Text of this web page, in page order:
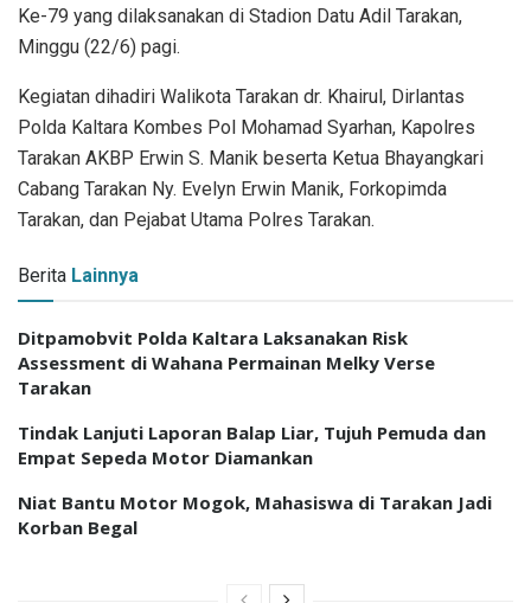
Ke-79 yang dilaksanakan di Stadion Datu Adil Tarakan,
Minggu (22/6) pagi.
Kegiatan dihadiri Walikota Tarakan dr. Khairul, Dirlantas
Polda Kaltara Kombes Pol Mohamad Syarhan, Kapolres
Tarakan AKBP Erwin S. Manik beserta Ketua Bhayangkari
Cabang Tarakan Ny. Evelyn Erwin Manik, Forkopimda
Tarakan, dan Pejabat Utama Polres Tarakan.
Berita Lainnya
Ditpamobvit Polda Kaltara Laksanakan Risk
Assessment di Wahana Permainan Melky Verse
Tarakan
Tindak Lanjuti Laporan Balap Liar, Tujuh Pemuda dan
Empat Sepeda Motor Diamankan
Niat Bantu Motor Mogok, Mahasiswa di Tarakan Jadi
Korban Begal